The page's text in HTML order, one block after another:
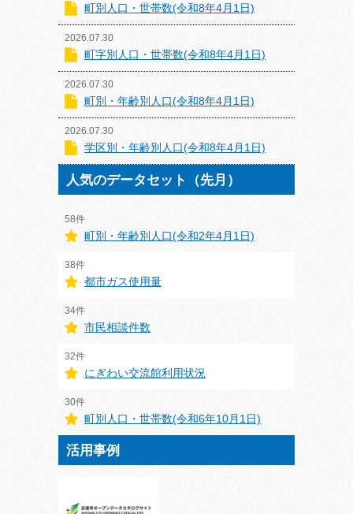
町別人口・世帯数(令和8年4月1日)
2026.07.30
町字別人口・世帯数(令和8年4月1日)
2026.07.30
町別・年齢別人口(令和8年4月1日)
2026.07.30
学区別・年齢別人口(令和8年4月1日)
人気のデータセット（先月）
58件
町別・年齢別人口(令和2年4月1日)
38件
都市ガス使用量
34件
市民相談件数
32件
にぎわい交流館利用状況
30件
町別人口・世帯数(令和6年10月1日)
活用事例